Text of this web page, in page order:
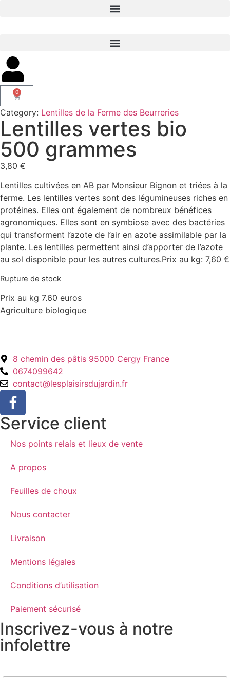
0
Category: Lentilles de la Ferme des Beurreries
Lentilles vertes bio
500 grammes
3,80 €
Lentilles cultivées en AB par Monsieur Bignon et triées à la
ferme. Les lentilles vertes sont des légumineuses riches en
protéines. Elles ont également de nombreux bénéfices
agronomiques. Elles sont en symbiose avec des bactéries
qui transforment l’azote de l’air en azote assimilable par la
plante. Les lentilles permettent ainsi d’apporter de l’azote
au sol disponible pour les autres cultures.Prix au kg: 7,60 €
Rupture de stock
Prix au kg 7.60 euros
Agriculture biologique
8 chemin des pâtis 95000 Cergy France
0674099642
contact@lesplaisirsdujardin.fr
Service client
Nos points relais et lieux de vente
A propos
Feuilles de choux
Nous contacter
Livraison
Mentions légales
Conditions d’utilisation
Paiement sécurisé
Inscrivez-vous à notre
infolettre